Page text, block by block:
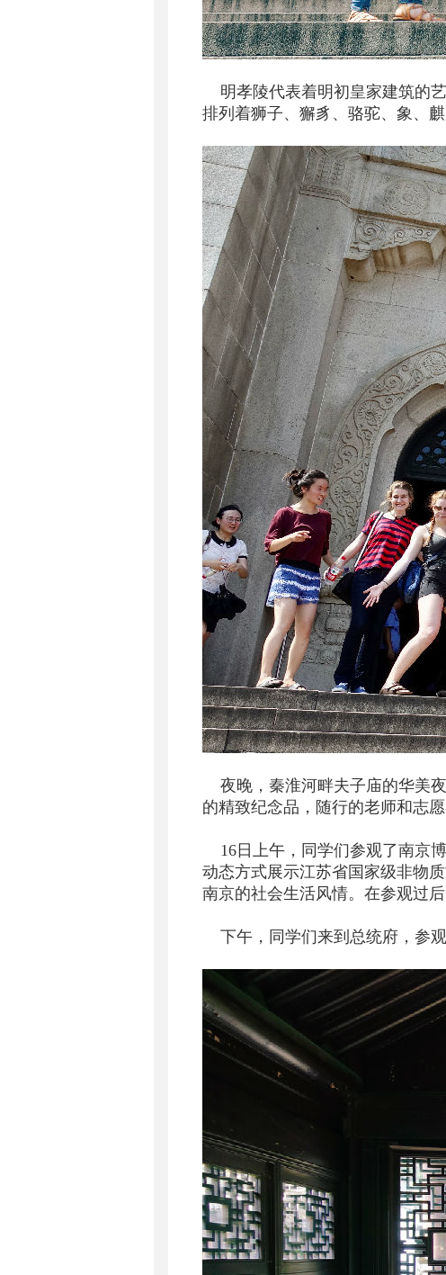
明孝陵代表着明初皇家建筑的
排列着狮子、獬豸、骆驼、象、
夜晚，秦淮河畔夫子庙的华美
的精致纪念品，随行的老师和志
16日上午，同学们参观了南京
动态方式展示江苏省国家级非物
南京的社会生活风情。在参观过
下午，同学们来到总统府，参